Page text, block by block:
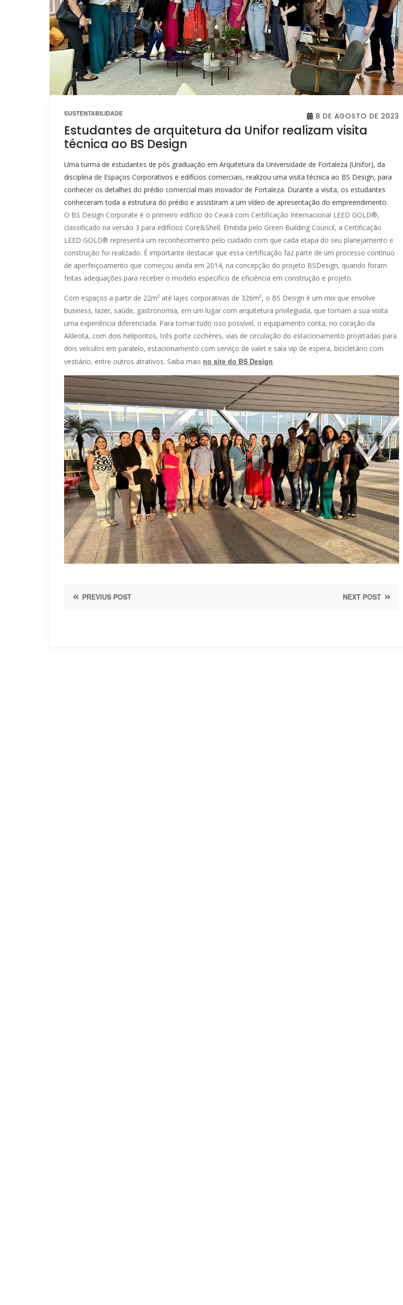
SUSTENTABILIDADE 8 DE AGOSTO DE 2023
Estudantes de arquitetura da Unifor realizam visita
técnica ao BS Design
Uma turma de estudantes de pós graduação em Arquitetura da Universidade de Fortaleza (Unifor), da
disciplina de Espaços Corporativos e edifícios comerciais, realizou uma visita técnica ao BS Design, para
conhecer os detalhes do prédio comercial mais inovador de Fortaleza. Durante a visita, os estudantes
conheceram toda a estrutura do prédio e assistiram a um vídeo de apresentação do empreendimento.
O BS Design Corporate é o primeiro edifício do Ceará com Certificação Internacional LEED GOLD®,
classificado na versão 3 para edifícios Core&Shell. Emitida pelo Green Building Council, a Certificação
LEED GOLD® representa um reconhecimento pelo cuidado com que cada etapa do seu planejamento e
construção foi realizado. É importante destacar que essa certificação faz parte de um processo contínuo
de aperfeiçoamento que começou ainda em 2014, na concepção do projeto BSDesign, quando foram
feitas adequações para receber o modelo específico de eficiência em construção e projeto.
Com espaços a partir de 22m² até lajes corporativas de 326m², o BS Design é um mix que envolve
business, lazer, saúde, gastronomia, em um lugar com arquitetura privilegiada, que tornam a sua visita
uma experiência diferenciada. Para tornar tudo isso possível, o equipamento conta, no coração da
Aldeota, com dois helipontos, três porte cochères, vias de circulação do estacionamento projetadas para
dois veículos em paralelo, estacionamento com serviço de valet e sala vip de espera, bicicletário com
vestiário, entre outros atrativos. Saiba mais no site do BS Design.
PREVIUS POST NEXT POST